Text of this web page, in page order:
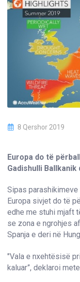
8 Qershor 2019
Europa do të
Gadishulli
Sipas
Europa sivjet do të
edhe me stuhi mjaft
se zona e ngrohjes
Spanja e deri në
"Vala e nxehtësisë
kaluar”, deklaroi